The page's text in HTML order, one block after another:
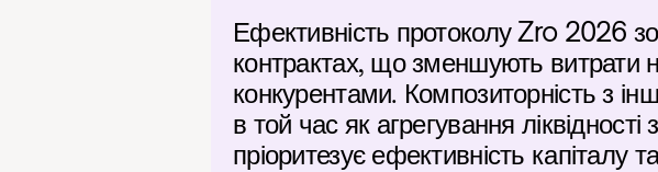
Ефективність протоколу Zro 2026
контрактах, що зменшують витрати
конкурентами. Композиторність з
в той час як агрегування
пріоритезує ефективність капіталу